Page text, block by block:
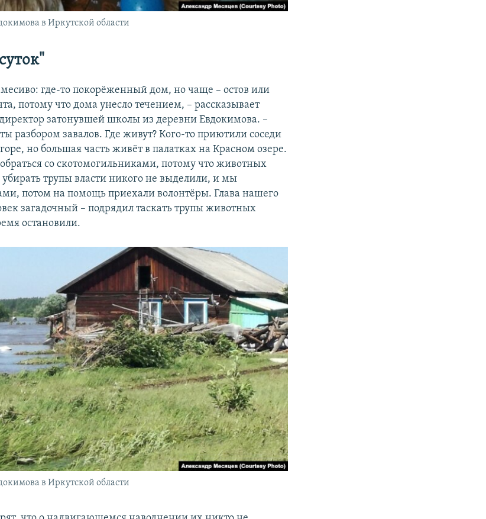
в Иркутской области
где-то покорёженный дом, но чаще – остов или
потому что дома унесло течением, – рассказывает
затонувшей школы из деревни Евдокимова. –
разбором завалов. Где живут? Кого-то приютили соседи
но большая часть живёт в палатках на Красном озере.
со скотомогильниками, потому что животных
убирать трупы власти никого не выделили, и мы
потом на помощь приехали волонтёры. Глава нашего
загадочный – подрядил таскать трупы животных
остановили.
в Иркутской области